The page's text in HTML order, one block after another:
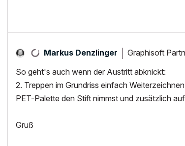
Markus Denzlinger Graphisoft
So geht's auch wenn der Austritt abknickt:
2. Treppen im Grundriss einfach
PET-Palette den Stift nimmst und zusätzlich
Gruß